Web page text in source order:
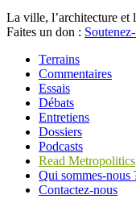
La ville, l’architecture et
Faites un don :
Terrains
Commentaires
Essais
Débats
Entretiens
Dossiers
Podcasts
Read Metropolitics
Qui sommes-nous
Contactez-nous